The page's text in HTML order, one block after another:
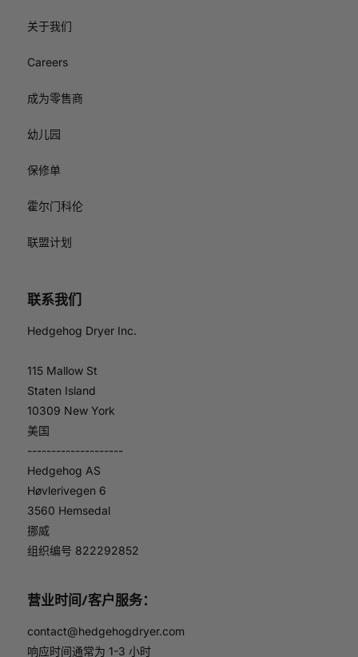
关于我们
Careers
成为零售商
幼儿园
保修单
霍尔门科伦
联盟计划
联系我们
Hedgehog Dryer Inc.
115 Mallow St
Staten Island
10309 New York
美国
--------------------
Hedgehog AS
Høvlerivegen 6
3560 Hemsedal
挪威
组织编号 822292852
营业时间/客户服务：
contact@hedgehogdryer.com
响应时间通常为 1-3 小时